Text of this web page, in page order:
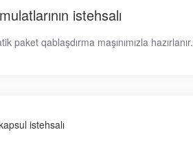
istehsalı
qablaşdırma maşınımızla hazırlanır.